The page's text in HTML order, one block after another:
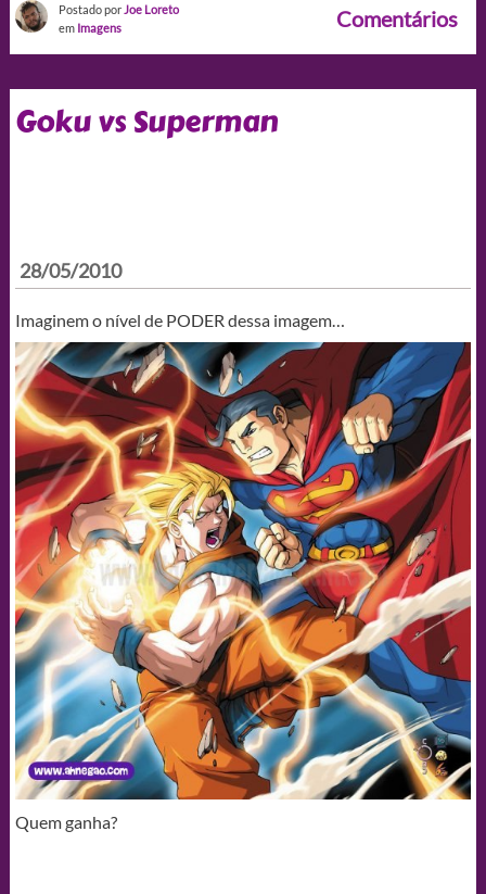
Postado por Joe Loreto
em Imagens Comentários
Goku vs Superman
28/05/2010
Imaginem o nível de PODER dessa imagem…
Quem ganha?